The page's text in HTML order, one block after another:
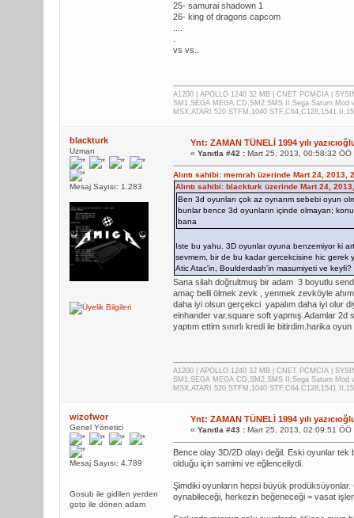
25- samurai shadown 1
26- king of dragons capcom
vs vs..
A1200 | APOLLO 1240 32 MB | CNET PCMCIA |
SM1,SEGA MEGA CD,SM2,SMS II,Sega Saturn Mod
MSX,ATARI 520 STFM,1040 STF,C64,C128,1541
blackturk
Uzman
Mesaj Sayısı: 1.283
Ynt: ZAMAN TÜNELİ 1994 yılı
« Yanıtla #42 :Mart 25, 2013, 00:58:32 ÖÖ
Alıntı sahibi: memrah üzerinde Mart 24, 2013,
Alıntı sahibi: blackturk üzerinde Mart 24,
Ben 3d oyunları çok az oynarım sebebi oyun
bunlar bence 3d oyunların içinde olmayan;
bana
Iste bu yahu. 3D oyunlar oyuna benzemiyor ki
sevmem, bir de bu kadar gercekcisine hic
Atic Atac'in, Boulderdash'in masumiyeti ve
Sana silah doğrultmuş bir adam 3 boyutlu
amaç belli ölmek zevk , yenmek zevköyle
daha iyi olsun gerçekci yapalım daha iyi olur
einhander var.square soft yapmış.Adamlar
yaptım ettim sınırlı kredi ile bitirdim.harika oyun
A1200 | APOLLO 1240 32 MB | CNET PCMCIA |
SM1,SEGA MEGA CD,SM2,SMS II,Sega Saturn Mod
MSX,ATARI 520 STFM,1040 STF,C64,C128,1541
wizofwor
Genel Yönetici
Mesaj Sayısı: 4.789
Gosub ile gidilen yerden
goto ile dönen adam
Ynt: ZAMAN TÜNELİ 1994 yılı
« Yanıtla #43 :Mart 25, 2013, 02:09:51 ÖÖ
Bence olay 3D/2D olayı değil. Eski oyunlar tek
olduğu için samimi ve eğlenceliydi.
Şimdiki oyunların hepsi büyük
oynabileceği, herkezin beğeneceği = vasat